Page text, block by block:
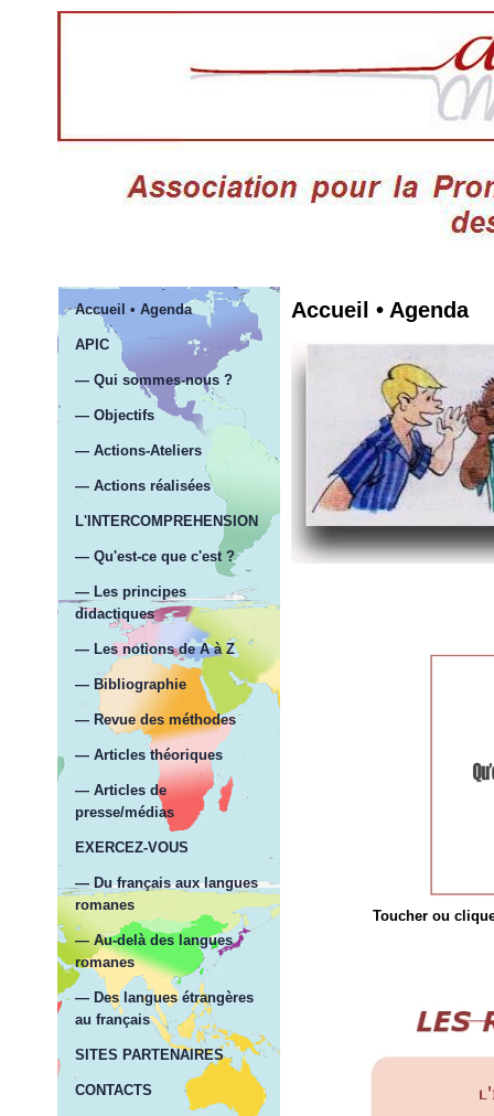
Accueil • Agenda
APIC
— Qui sommes-nous ?
— Objectifs
— Actions-Ateliers
— Actions réalisées
L'INTERCOMPREHENSION
— Qu'est-ce que c'est ?
— Les principes
didactiques
— Les notions de A à Z
— Bibliographie
— Revue des méthodes
— Articles théoriques
— Articles de
presse/médias
EXERCEZ-VOUS
— Du français aux langues
romanes
— Au-delà des langues
romanes
— Des langues étrangères
au français
SITES PARTENAIRES
CONTACTS
Accueil • Agenda
Toucher ou